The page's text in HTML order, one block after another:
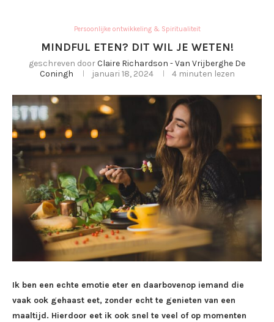
Persoonlijke ontwikkeling & Spiritualiteit
MINDFUL ETEN? DIT WIL JE WETEN!
geschreven doorClaire Richardson - Van Vrijberghe De
Coningh
januari 18, 2024 4 minuten lezen
Ik ben een echte emotie eter en daarbovenop iemand die
vaak ook gehaast eet, zonder echt te genieten van een
maaltijd. Hierdoor eet ik ook snel te veel of op momenten